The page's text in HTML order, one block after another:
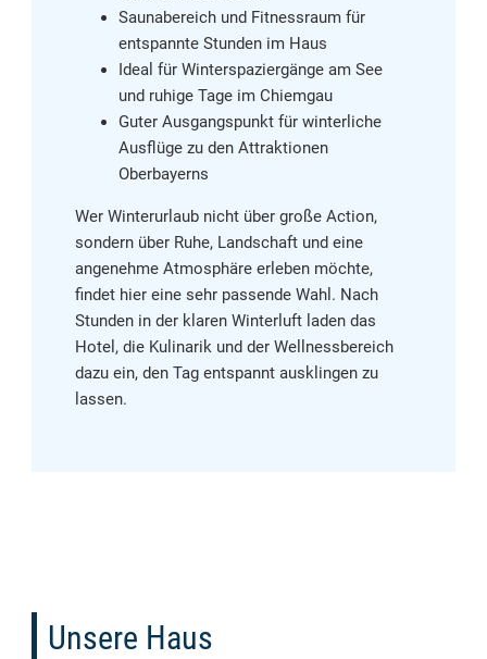
Saunabereich und Fitnessraum für
entspannte Stunden im Haus
Ideal für Winterspaziergänge am See
und ruhige Tage im Chiemgau
Guter Ausgangspunkt für winterliche
Ausflüge zu den Attraktionen
Oberbayerns
Wer Winterurlaub nicht über große Action,
sondern über Ruhe, Landschaft und eine
angenehme Atmosphäre erleben möchte,
findet hier eine sehr passende Wahl. Nach
Stunden in der klaren Winterluft laden das
Hotel, die Kulinarik und der Wellnessbereich
dazu ein, den Tag entspannt ausklingen zu
lassen.
Unsere Haus